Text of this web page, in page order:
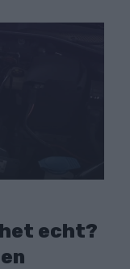
het echt?